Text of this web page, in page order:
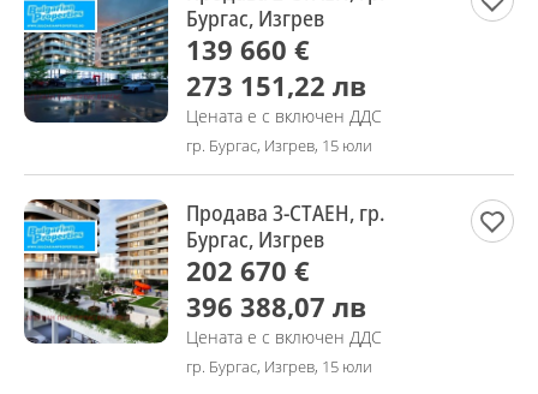
Бургас, Изгрев
139 660 €
273 151,22 лв
Цената е с включен ДДС
гр. Бургас, Изгрев, 15 юли
Продава 3-СТАЕН, гр.
Бургас, Изгрев
202 670 €
396 388,07 лв
Цената е с включен ДДС
гр. Бургас, Изгрев, 15 юли